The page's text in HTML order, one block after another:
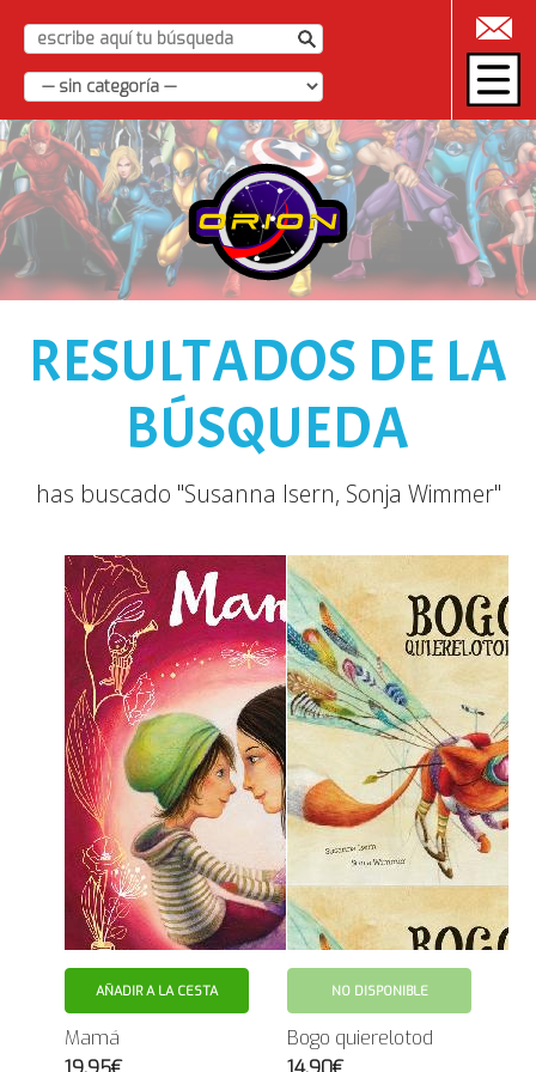
|
RESULTADOS DE LA
BÚSQUEDA
has buscado "Susanna Isern, Sonja Wimmer"
AÑADIR A LA CESTA
Mamá
NO DISPONIBLE
Bogo quierelotod